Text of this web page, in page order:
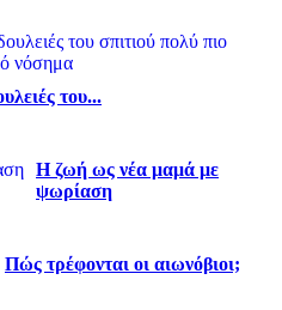
του...
Η ζωή ως νέα μαμά με
ψωρίαση
Πώς τρέφονται οι αιωνόβιοι;